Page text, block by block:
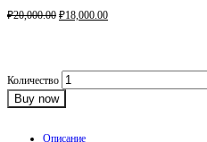
₽20,000.00 ₽18,000.00
Количество
Buy now
Описание